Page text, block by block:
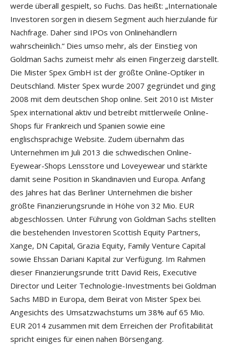
werde überall gespielt, so Fuchs. Das heißt: „Internationale
Investoren sorgen in diesem Segment auch hierzulande für
Nachfrage. Daher sind IPOs von Onlinehändlern
wahrscheinlich.“ Dies umso mehr, als der Einstieg von
Goldman Sachs zumeist mehr als einen Fingerzeig darstellt.
Die Mister Spex GmbH ist der größte Online-Optiker in
Deutschland. Mister Spex wurde 2007 gegründet und ging
2008 mit dem deutschen Shop online. Seit 2010 ist Mister
Spex international aktiv und betreibt mittlerweile Online-
Shops für Frankreich und Spanien sowie eine
englischsprachige Website. Zudem übernahm das
Unternehmen im Juli 2013 die schwedischen Online-
Eyewear-Shops Lensstore und Loveyewear und stärkte
damit seine Position in Skandinavien und Europa. Anfang
des Jahres hat das Berliner Unternehmen die bisher
größte Finanzierungsrunde in Höhe von 32 Mio. EUR
abgeschlossen. Unter Führung von Goldman Sachs stellten
die bestehenden Investoren Scottish Equity Partners,
Xange, DN Capital, Grazia Equity, Family Venture Capital
sowie Ehssan Dariani Kapital zur Verfügung. Im Rahmen
dieser Finanzierungsrunde tritt David Reis, Executive
Director und Leiter Technologie-Investments bei Goldman
Sachs MBD in Europa, dem Beirat von Mister Spex bei.
Angesichts des Umsatzwachstums um 38% auf 65 Mio.
EUR 2014 zusammen mit dem Erreichen der Profitabilität
spricht einiges für einen nahen Börsengang.